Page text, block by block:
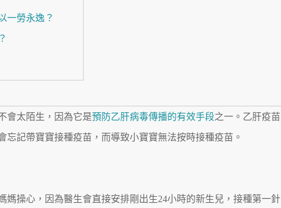
一勞永逸？
會太陌生，因為它是預防乙肝病毒傳播的有效手段之一。乙肝疫苗
記帶寶寶接種疫苗，而導致小寶寶無法按時接種疫苗。
媽操心，因為醫生會直接安排剛出生24小時的新生兒，接種第一針